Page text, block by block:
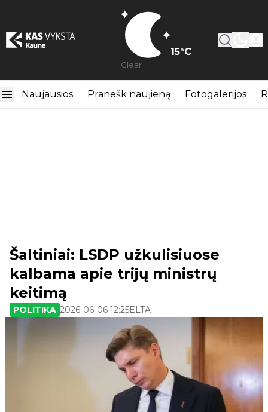
15°C
Clear
Naujausios Pranešk naujieną Fotogalerijos
Šaltiniai: LSDP užkulisiuose
kalbama apie trijų ministrų
keitimą
POLITIKA 2026-06-06 12:25ELTA